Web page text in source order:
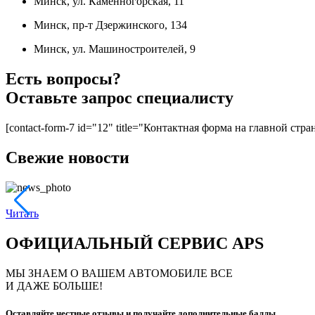
Минск, пр-т Дзержинского, 134
Минск, ул. Машиностроителей, 9
Есть вопросы?
Оставьте запрос специалисту
[contact-form-7 id="12" title="Контактная форма на главной
Свежие новости
Читать
ОФИЦИАЛЬНЫЙ СЕРВИС APS
МЫ ЗНАЕМ О ВАШЕМ АВТОМОБИЛЕ ВСЕ
И ДАЖЕ БОЛЬШЕ!